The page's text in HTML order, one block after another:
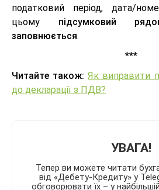
податковий період, дата/
цьому підсумковий
заповнюється.
***
Читайте також:Як виправити
до декларації з ПДВ?
УВАГА!
Тепер ви можете читати
від «Дебету-Кредиту» у
обговорювати їх – у найбільшій